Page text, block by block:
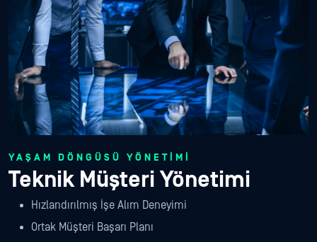
YAŞAM DÖNGÜSÜ YÖNETIMI
Teknik Müşteri Yönetimi
Hızlandırılmış İşe Alım Deneyimi
Ortak Müşteri Başarı Planı